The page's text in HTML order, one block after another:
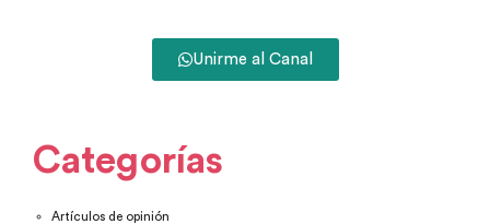
Unirme al Canal
Categorías
Artículos de opinión